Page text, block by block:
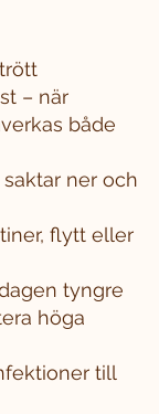
– när
både
ner och
flytt eller
tyngre
höga
till